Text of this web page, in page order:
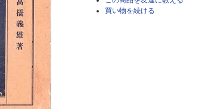
買い物を続ける